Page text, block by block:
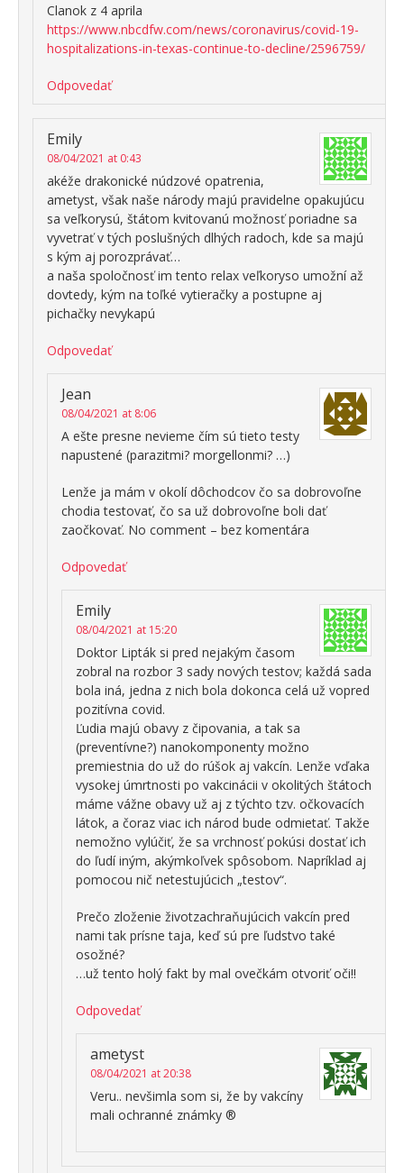
Clanok z 4 aprila
https://www.nbcdfw.com/news/coronavirus/covid-19-
hospitalizations-in-texas-continue-to-decline/2596759/
Odpovedať
Emily
08/04/2021 at 0:43
akéže drakonické núdzové opatrenia,
ametyst, však naše národy majú pravidelne opakujúcu
sa veľkorysú, štátom kvitovanú možnosť poriadne sa
vyvetrať v tých poslušných dlhých radoch, kde sa majú
s kým aj porozprávať…
a naša spoločnosť im tento relax veľkoryso umožní až
dovtedy, kým na toľké vytieračky a postupne aj
pichačky nevykapú
Odpovedať
Jean
08/04/2021 at 8:06
A ešte presne nevieme čím sú tieto testy
napustené (parazitmi? morgellonmi? …)
Lenže ja mám v okolí dôchodcov čo sa dobrovoľne
chodia testovať, čo sa už dobrovoľne boli dať
zaočkovať. No comment – bez komentára
Odpovedať
Emily
08/04/2021 at 15:20
Doktor Lipták si pred nejakým časom
zobral na rozbor 3 sady nových testov; každá sada
bola iná, jedna z nich bola dokonca celá už vopred
pozitívna covid.
Ľudia majú obavy z čipovania, a tak sa
(preventívne?) nanokomponenty možno
premiestnia do už do rúšok aj vakcín. Lenže vďaka
vysokej úmrtnosti po vakcinácii v okolitých štátoch
máme vážne obavy už aj z týchto tzv. očkovacích
látok, a čoraz viac ich národ bude odmietať. Takže
nemožno vylúčiť, že sa vrchnosť pokúsi dostať ich
do ľudí iným, akýmkoľvek spôsobom. Napríklad aj
pomocou nič netestujúcich „testov“.
Prečo zloženie životzachraňujúcich vakcín pred
nami tak prísne taja, keď sú pre ľudstvo také
osožné?
…už tento holý fakt by mal ovečkám otvoriť oči!!
Odpovedať
ametyst
08/04/2021 at 20:38
Veru.. nevšimla som si, že by vakcíny
mali ochranné známky ®